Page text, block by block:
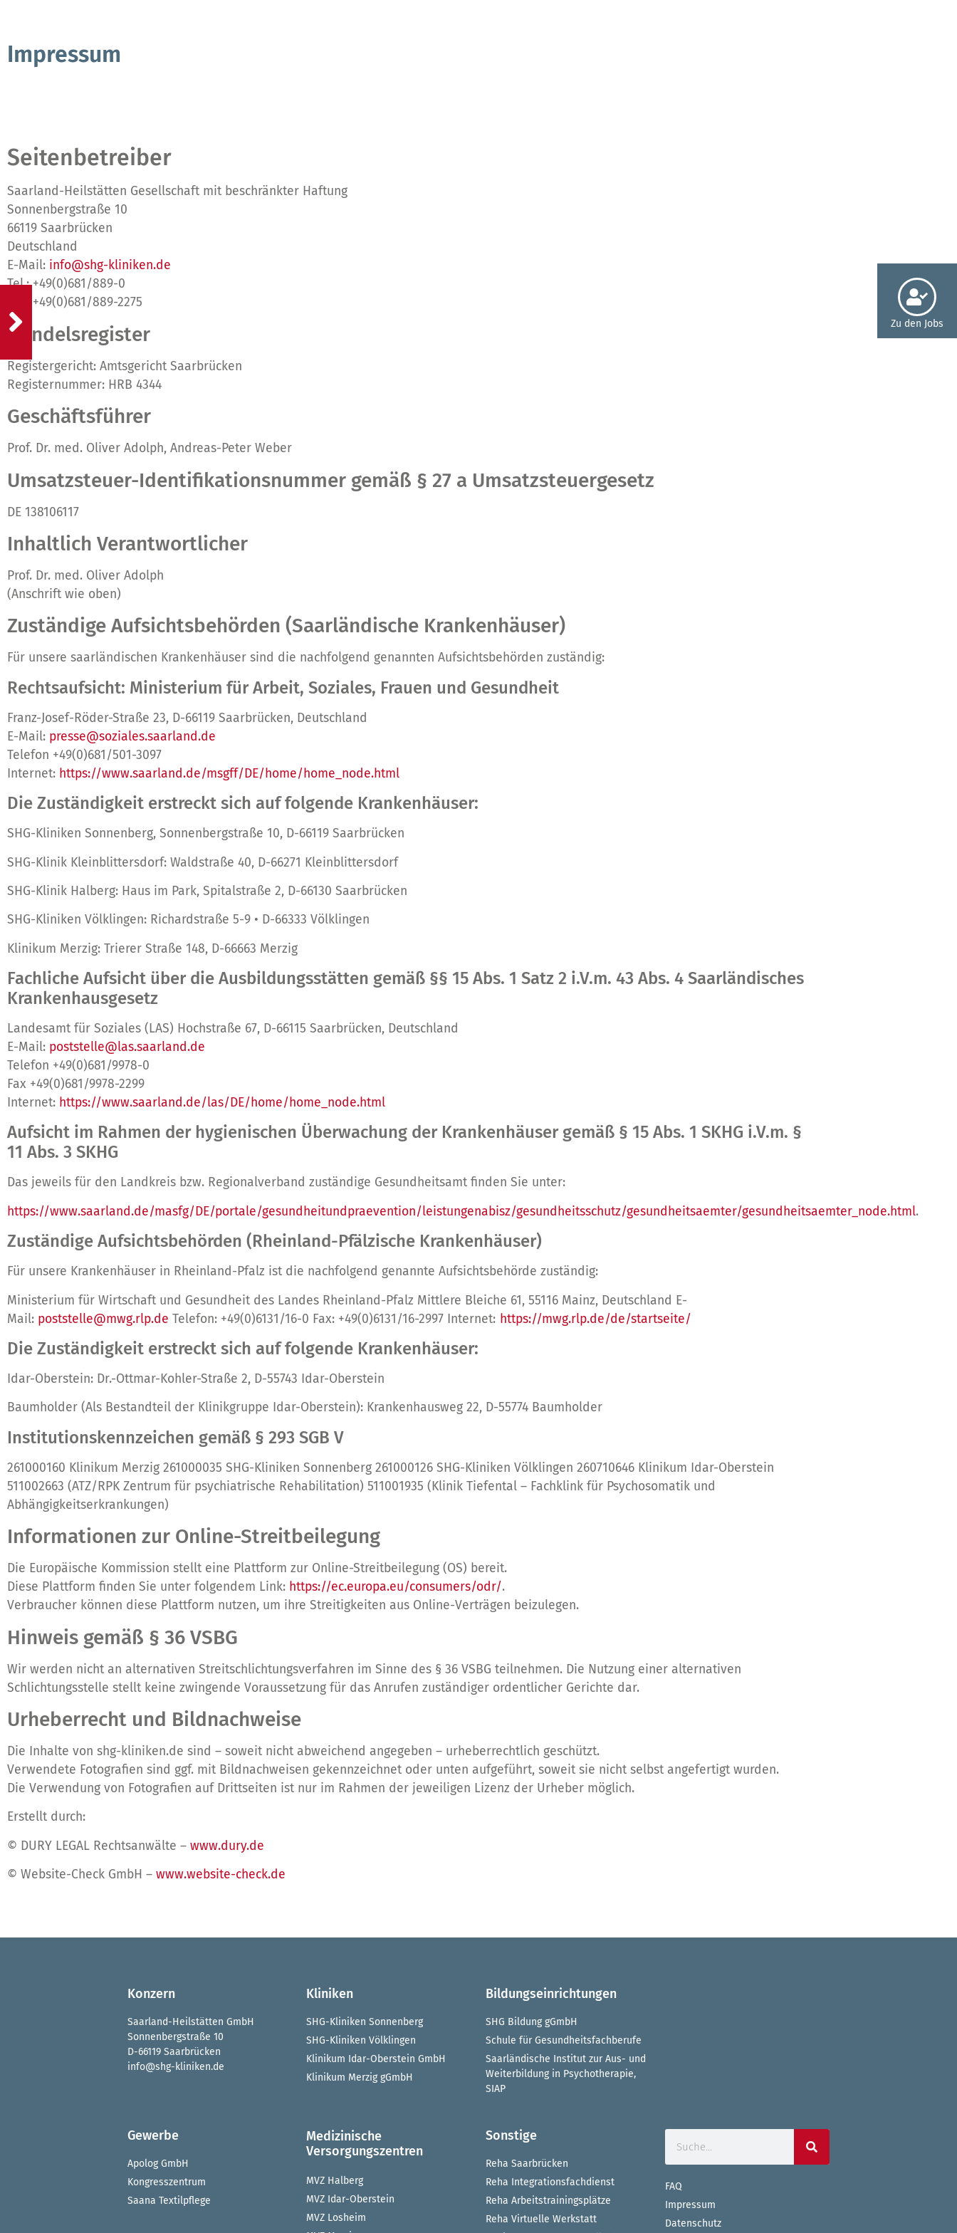
Zu den Jobs
Impressum
Seitenbetreiber
Saarland-Heilstätten Gesellschaft mit beschränkter Haftung
Sonnenbergstraße 10
66119 Saarbrücken
Deutschland
E-Mail: info@shg-kliniken.de
Tel.: +49(0)681/889-0
Fax: +49(0)681/889-2275
Handelsregister
Registergericht: Amtsgericht Saarbrücken
Registernummer: HRB 4344
Geschäftsführer
Prof. Dr. med. Oliver Adolph, Andreas-Peter Weber
Umsatzsteuer-Identifikationsnummer gemäß § 27 a Umsatzsteuergesetz
DE 138106117
Inhaltlich Verantwortlicher
Prof. Dr. med. Oliver Adolph
(Anschrift wie oben)
Zuständige Aufsichtsbehörden (Saarländische Krankenhäuser)
Für unsere saarländischen Krankenhäuser sind die nachfolgend genannten Aufsichtsbehörden zuständig:
Rechtsaufsicht: Ministerium für Arbeit, Soziales, Frauen und Gesundheit
Franz-Josef-Röder-Straße 23, D-66119 Saarbrücken, Deutschland
E-Mail: presse@soziales.saarland.de
Telefon +49(0)681/501-3097
Internet: https://www.saarland.de/msgff/DE/home/home_node.html
Die Zuständigkeit erstreckt sich auf folgende Krankenhäuser:
SHG-Kliniken Sonnenberg, Sonnenbergstraße 10, D-66119 Saarbrücken
SHG-Klinik Kleinblittersdorf: Waldstraße 40, D-66271 Kleinblittersdorf
SHG-Klinik Halberg: Haus im Park, Spitalstraße 2, D-66130 Saarbrücken
SHG-Kliniken Völklingen: Richardstraße 5-9 • D-66333 Völklingen
Klinikum Merzig: Trierer Straße 148, D-66663 Merzig
Fachliche Aufsicht über die Ausbildungsstätten gemäß §§ 15 Abs. 1 Satz 2 i.V.m. 43 Abs. 4 Saarländisches
Krankenhausgesetz
Landesamt für Soziales (LAS) Hochstraße 67, D-66115 Saarbrücken, Deutschland
E-Mail: poststelle@las.saarland.de
Telefon +49(0)681/9978-0
Fax +49(0)681/9978-2299
Internet: https://www.saarland.de/las/DE/home/home_node.html
Aufsicht im Rahmen der hygienischen Überwachung der Krankenhäuser gemäß § 15 Abs. 1 SKHG i.V.m. §
11 Abs. 3 SKHG
Das jeweils für den Landkreis bzw. Regionalverband zuständige Gesundheitsamt finden Sie unter:
https://www.saarland.de/masfg/DE/portale/gesundheitundpraevention/leistungenabisz/gesundheitsschutz/gesundheitsaemter/gesundheitsaemter_node.html.
Zuständige Aufsichtsbehörden (Rheinland-Pfälzische Krankenhäuser)
Für unsere Krankenhäuser in Rheinland-Pfalz ist die nachfolgend genannte Aufsichtsbehörde zuständig:
Ministerium für Wirtschaft und Gesundheit des Landes Rheinland-Pfalz Mittlere Bleiche 61, 55116 Mainz, Deutschland E-
Mail: poststelle@mwg.rlp.de Telefon: +49(0)6131/16-0 Fax: +49(0)6131/16-2997 Internet: https://mwg.rlp.de/de/startseite/
Die Zuständigkeit erstreckt sich auf folgende Krankenhäuser:
Idar-Oberstein: Dr.-Ottmar-Kohler-Straße 2, D-55743 Idar-Oberstein
Baumholder (Als Bestandteil der Klinikgruppe Idar-Oberstein): Krankenhausweg 22, D-55774 Baumholder
Institutionskennzeichen gemäß § 293 SGB V
261000160 Klinikum Merzig 261000035 SHG-Kliniken Sonnenberg 261000126 SHG-Kliniken Völklingen 260710646 Klinikum Idar-Oberstein
511002663 (ATZ/RPK Zentrum für psychiatrische Rehabilitation) 511001935 (Klinik Tiefental – Fachklink für Psychosomatik und
Abhängigkeitserkrankungen)
Informationen zur Online-Streitbeilegung
Die Europäische Kommission stellt eine Plattform zur Online-Streitbeilegung (OS) bereit.
Diese Plattform finden Sie unter folgendem Link: https://ec.europa.eu/consumers/odr/.
Verbraucher können diese Plattform nutzen, um ihre Streitigkeiten aus Online-Verträgen beizulegen.
Hinweis gemäß § 36 VSBG
Wir werden nicht an alternativen Streitschlichtungsverfahren im Sinne des § 36 VSBG teilnehmen. Die Nutzung einer alternativen
Schlichtungsstelle stellt keine zwingende Voraussetzung für das Anrufen zuständiger ordentlicher Gerichte dar.
Urheberrecht und Bildnachweise
Die Inhalte von shg-kliniken.de sind – soweit nicht abweichend angegeben – urheberrechtlich geschützt.
Verwendete Fotografien sind ggf. mit Bildnachweisen gekennzeichnet oder unten aufgeführt, soweit sie nicht selbst angefertigt wurden.
Die Verwendung von Fotografien auf Drittseiten ist nur im Rahmen der jeweiligen Lizenz der Urheber möglich.
Erstellt durch:
© DURY LEGAL Rechtsanwälte – www.dury.de
© Website-Check GmbH – www.website-check.de
Konzern
Saarland-Heilstätten GmbH
Sonnenbergstraße 10
D-66119 Saarbrücken
info@shg-kliniken.de
Kliniken
SHG-Kliniken Sonnenberg
SHG-Kliniken Völklingen
Klinikum Idar-Oberstein GmbH
Klinikum Merzig gGmbH
Bildungseinrichtungen
SHG Bildung gGmbH
Schule für Gesundheitsfachberufe
Saarländische Institut zur Aus- und
Weiterbildung in Psychotherapie,
SIAP
Gewerbe
Apolog GmbH
Kongresszentrum
Saana Textilpflege
Medizinische
Versorgungszentren
MVZ Halberg
MVZ Idar-Oberstein
MVZ Losheim
Sonstige
Reha Saarbrücken
Reha Integrationsfachdienst
Reha Arbeitstrainingsplätze
Reha Virtuelle Werkstatt
FAQ
Impressum
Datenschutz